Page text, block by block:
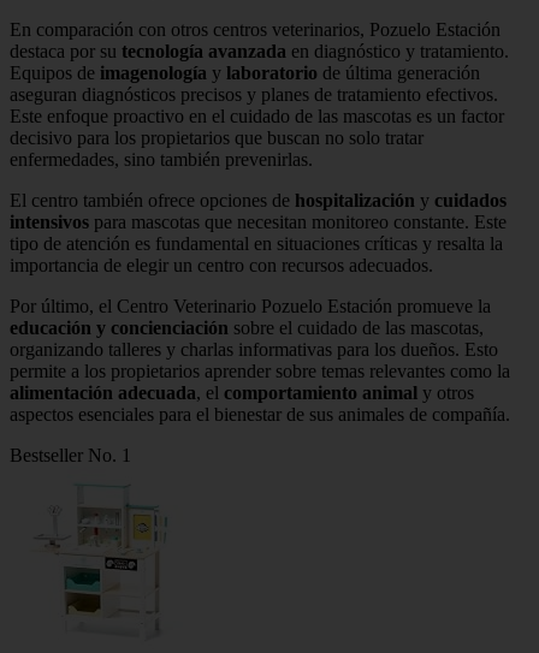
En comparación con otros centros veterinarios, Pozuelo Estación
destaca por su tecnología avanzada en diagnóstico y tratamiento.
Equipos de imagenología y laboratorio de última generación
aseguran diagnósticos precisos y planes de tratamiento efectivos.
Este enfoque proactivo en el cuidado de las mascotas es un factor
decisivo para los propietarios que buscan no solo tratar
enfermedades, sino también prevenirlas.
El centro también ofrece opciones de hospitalización y cuidados
intensivos para mascotas que necesitan monitoreo constante. Este
tipo de atención es fundamental en situaciones críticas y resalta la
importancia de elegir un centro con recursos adecuados.
Por último, el Centro Veterinario Pozuelo Estación promueve la
educación y concienciación sobre el cuidado de las mascotas,
organizando talleres y charlas informativas para los dueños. Esto
permite a los propietarios aprender sobre temas relevantes como la
alimentación adecuada, el comportamiento animal y otros
aspectos esenciales para el bienestar de sus animales de compañía.
Bestseller No. 1